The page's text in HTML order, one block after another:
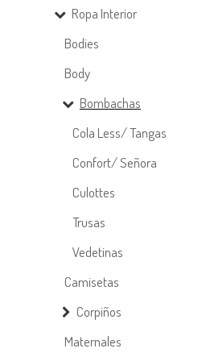
Ropa Interior
Bodies
Body
Bombachas
Cola Less/ Tangas
Confort/ Señora
Culottes
Trusas
Vedetinas
Camisetas
Corpiños
Maternales